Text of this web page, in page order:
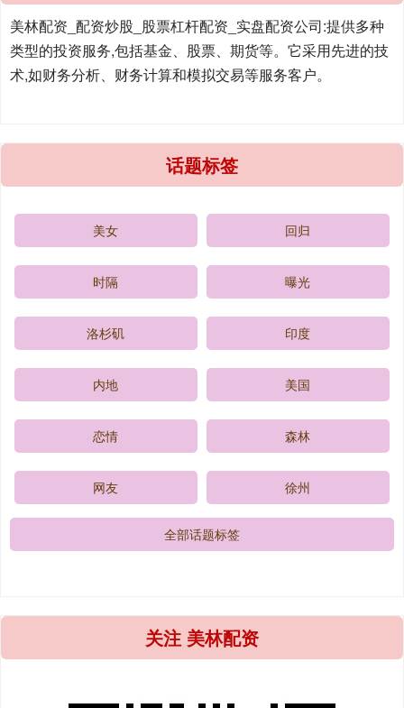
美林配资_配资炒股_股票杠杆配资_实盘配资公司:提供多种
类型的投资服务,包括基金、股票、期货等。它采用先进的技
术,如财务分析、财务计算和模拟交易等服务客户。
话题标签
美女 回归
时隔 曝光
洛杉矶 印度
内地 美国
恋情 森林
网友 徐州
全部话题标签
关注 美林配资